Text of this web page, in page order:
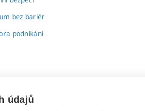
bez bariér
podnikání
údajů